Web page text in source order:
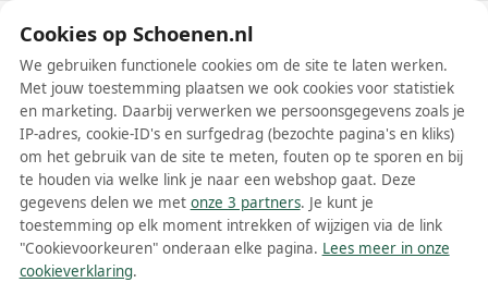
Schoenen.nl
Wis filters Alle filters
Witte dames enkellaarsjes
Witte dames enkellaarsjes zijn dé must-haves voor elke stijlvolle
vrouw die houdt van veelzijdige schoenen. Zoals het Engelse 'white
Cookies op Schoenen.nl
We gebruiken functionele cookies om de site te laten werken.
Met jouw toestemming plaatsen we ook cookies voor statistiek
en marketing. Daarbij verwerken we persoonsgegevens zoals je
IP-adres, cookie-ID's en surfgedrag (bezochte pagina's en kliks)
om het gebruik van de site te meten, fouten op te sporen en bij
te houden via welke link je naar een webshop gaat. Deze
gegevens delen we met onze 3 partners. Je kunt je
toestemming op elk moment intrekken of wijzigen via de link
"Cookievoorkeuren" onderaan elke pagina. Lees meer in onze
cookieverklaring.